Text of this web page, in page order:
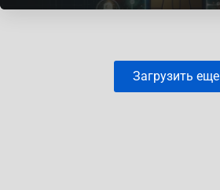
Загрузить еще